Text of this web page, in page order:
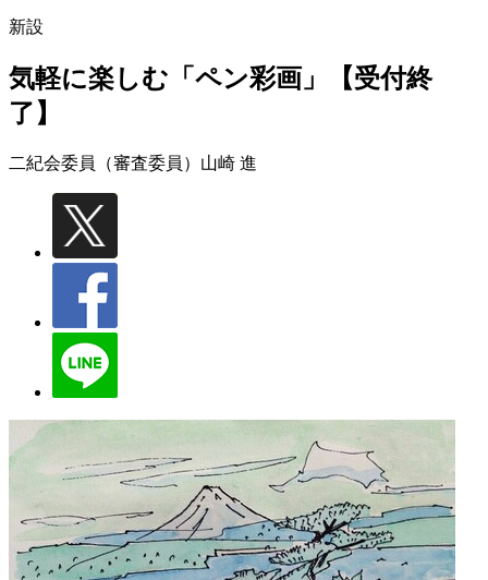
新設
気軽に楽しむ「ペン彩画」【受付終
了】
二紀会委員（審査委員） 山崎 進